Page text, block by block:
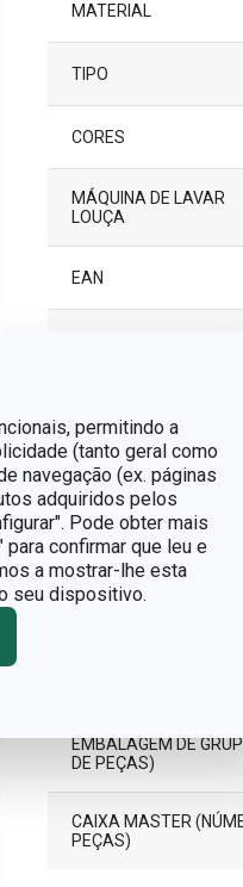
permitindo a
(tanto geral como
navegação (ex. páginas
adquiridos pelos
Pode obter mais
confirmar que leu e
a mostrar-lhe esta
seu dispositivo.
MATERIAL
TIPO
CORES
MÁQUINA DE LAVAR
LOUÇA
EAN
Pacote
LARGURA (CM)
ALTURA (CM)
PESO INCLUINDO
EMBALAGEM DE
DE PEÇAS)
CAIXA MASTER
PEÇAS)